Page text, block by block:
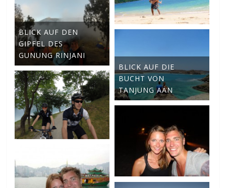
BLICK AUF DEN
GIPFEL DES
GUNUNG RINJANI
BLICK AUF DIE
BUCHT VON
TANJUNG AAN